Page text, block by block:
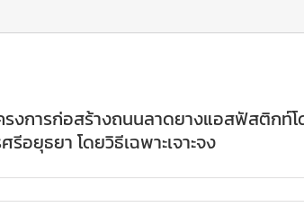
รงการก่อสร้างถนนลาดยางแอสฟัสติกท์
ยุธยา โดยวิธีเฉพาะเจาะจง